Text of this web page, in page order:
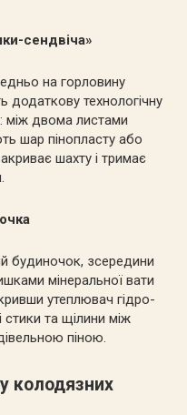
сендвіча»
на горловину
додаткову технологічну
між двома листами
шар пінопласту або
шахту і тримає
будиночок, зсередини
мінеральної вати
утеплювач гідро-
стики та щілини між
піною.
колодязних